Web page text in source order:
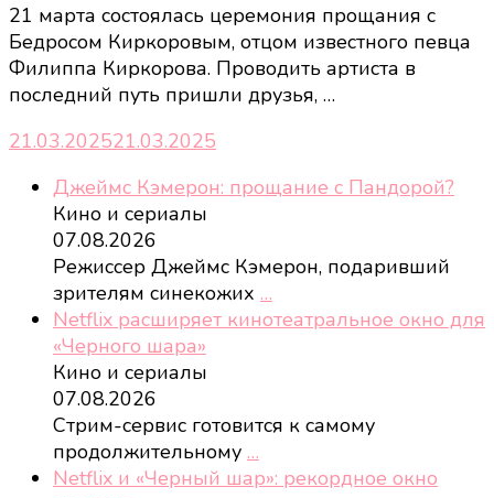
21 марта состоялась церемония прощания с
Бедросом Киркоровым, отцом известного певца
Филиппа Киркорова. Проводить артиста в
последний путь пришли друзья, …
21.03.202521.03.2025
Джеймс Кэмерон: прощание с Пандорой?
Кино и сериалы
07.08.2026
Режиссер Джеймс Кэмерон, подаривший
зрителям синекожих …
Netflix расширяет кинотеатральное окно для
«Черного шара»
Кино и сериалы
07.08.2026
Стрим-сервис готовится к самому
продолжительному …
Netflix и «Черный шар»: рекордное окно